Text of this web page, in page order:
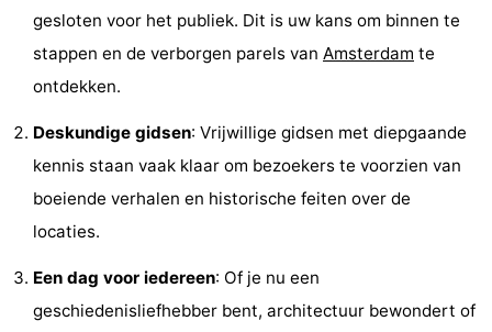
Uitkijkpunten
Attracties
Experiences
Dorpen
Rondleidingen
gesloten voor het publiek. Dit is uw kans om binnen te
stappen en de verborgen parels van Amsterdam te
ontdekken.
Deskundige gidsen: Vrijwillige gidsen met diepgaande
kennis staan vaak klaar om bezoekers te voorzien van
boeiende verhalen en historische feiten over de
locaties.
Een dag voor iedereen: Of je nu een
geschiedenisliefhebber bent, architectuur bewondert of